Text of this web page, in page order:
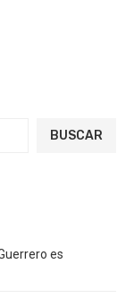
BUSCAR
es